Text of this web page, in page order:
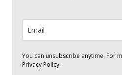
You can unsubscribe anytime. For
Privacy Policy.